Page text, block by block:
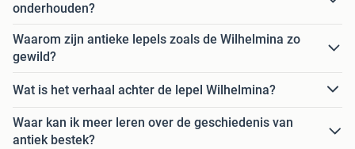
onderhouden?
Waarom zijn antieke lepels zoals de Wilhelmina zo
gewild?
Wat is het verhaal achter de lepel Wilhelmina?
Waar kan ik meer leren over de geschiedenis van
antiek bestek?